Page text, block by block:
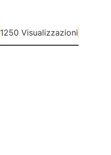
1250 Visualizzazioni